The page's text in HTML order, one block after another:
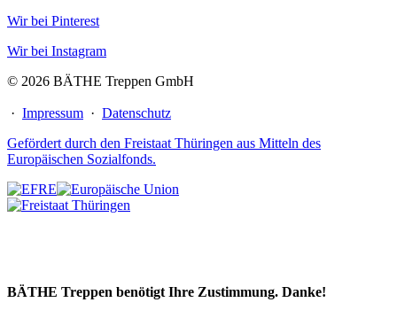
Wir bei Pinterest
Wir bei Instagram
© 2026 BÄTHE Treppen GmbH
· Impressum · Datenschutz
Gefördert durch den Freistaat Thüringen aus Mitteln des
Europäischen Sozialfonds.
BÄTHE Treppen benötigt Ihre Zustimmung. Danke!